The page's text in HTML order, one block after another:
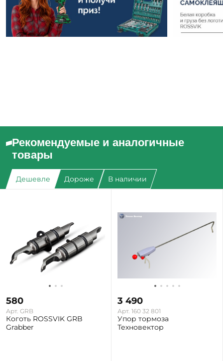
Рекомендуемые и аналогичные
товары
Дешевле Дороже В наличии
580
Арт. GRB
Коготь ROSSVIK GRB
Grabber
3 490
Арт. 160 32 801
Упор тормоза
Техновектор